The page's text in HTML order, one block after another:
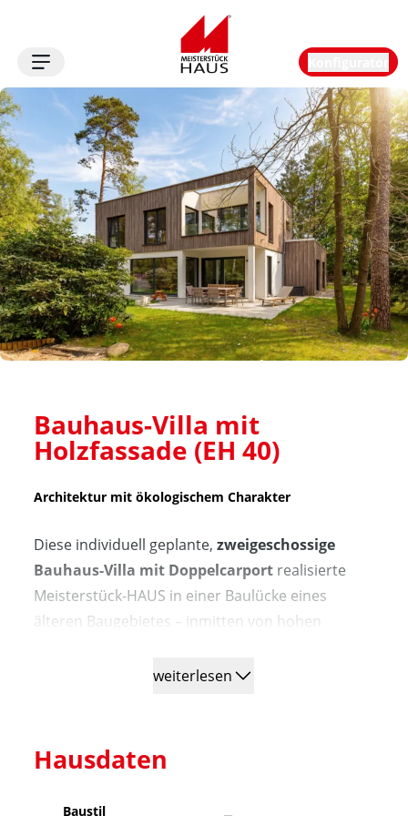
Logo
Bauhaus-Villa mit
Holzfassade (EH 40)
Architektur mit ökologischem Charakter
Diese individuell geplante,zweigeschossige
Bauhaus-Villa mit Doppelcarport realisierte
Meisterstück-HAUS in einer Baulücke eines
älteren Baugebietes – inmitten von hohen
Gartenlandschaft. Die ruhige, klare Architektur
Holzfassade
verleiht dem Gebäude Wärme und
ökologischen Charakter, während die klaren
weiterlesen
Hausdaten
Baustil